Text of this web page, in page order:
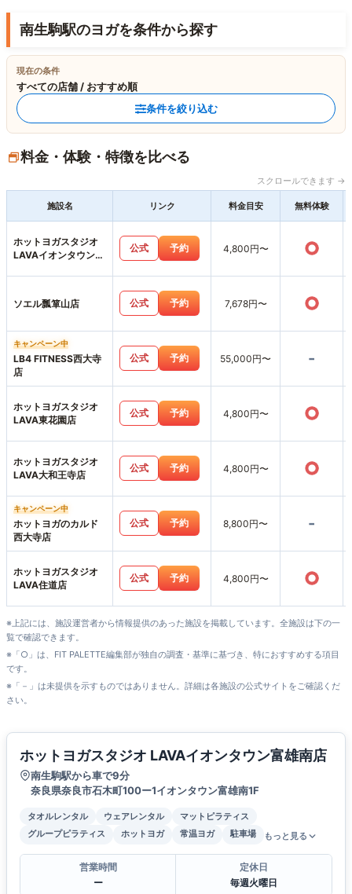
南生駒駅のヨガを条件から探す
現在の条件
すべての店舗 / おすすめ順
条件を絞り込む
料金・体験・特徴を比べる
スクロールできます →
施設名 リンク 料金目安 無料体験
ホットヨガスタジオ
LAVAイオンタウン富
公式 予約 4,800円〜 ○
ソエル瓢箪山店 公式 予約 7,678円〜 ○
キャンペーン中
LB4 FITNESS西大寺
店
公式 予約 55,000円〜 -
ホットヨガスタジオ
LAVA東花園店
公式 予約 4,800円〜 ○
ホットヨガスタジオ
LAVA大和王寺店
公式 予約 4,800円〜 ○
キャンペーン中
ホットヨガのカルド
西大寺店
公式 予約 8,800円〜 -
ホットヨガスタジオ
LAVA住道店
公式 予約 4,800円〜 ○
※上記には、施設運営者から情報提供のあった施設を掲載しています。全施設は下の一
覧で確認できます。
※「○」は、FIT PALETTE編集部が独自の調査・基準に基づき、特におすすめする項目
です。
※「－」は未提供を示すものではありません。詳細は各施設の公式サイトをご確認くだ
さい。
ホットヨガスタジオ LAVAイオンタウン富雄南店
南生駒駅から車で9分
奈良県奈良市石木町100ー1イオンタウン富雄南1F
タオルレンタル ウェアレンタル
マットピラティス
グループピラティス
ホットヨガ 常温ヨガ 駐車場 もっと見る
営業時間
ー
定休日
毎週火曜日